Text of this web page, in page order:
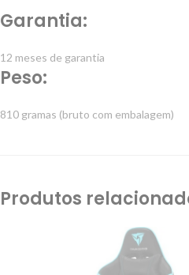
Garantia:
12 meses de garantia
Peso:
810 gramas (bruto com embalagem)
Produtos